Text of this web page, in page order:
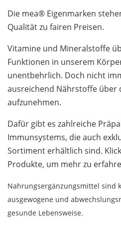
Die mea® Eigenmarken
Qualität zu fairen Preisen.
Vitamine und Mineralstoffe
Funktionen in unserem
unentbehrlich. Doch nicht
ausreichend Nährstoffe über
aufzunehmen.
Dafür gibt es zahlreiche
Immunsystems, die auch
Sortiment erhältlich sind.
Produkte, um mehr zu
Nahrungsergänzungsmittel sind
ausgewogene und
gesunde Lebensweise.